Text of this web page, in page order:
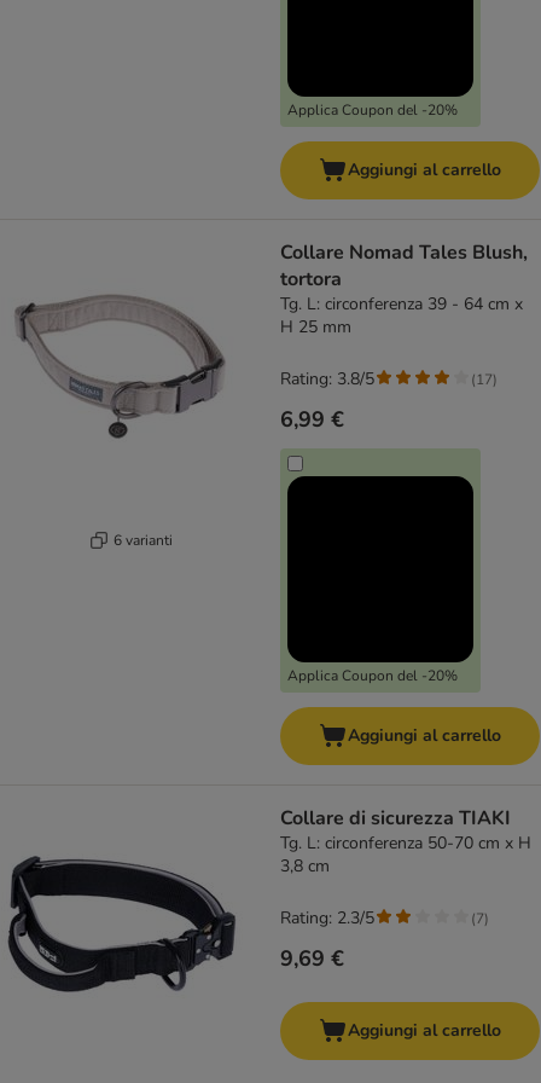
Applica Coupon del -20%
Aggiungi al carrello
6 varianti
Collare Nomad Tales Blush,
tortora
Tg. L: circonferenza 39 - 64 cm x
H 25 mm
6,99 €
Applica Coupon del -20%
Rating: 3.8/5 (17)
Aggiungi al carrello
Collare di sicurezza TIAKI
Tg. L: circonferenza 50-70 cm x H
3,8 cm
9,69 €
Rating: 2.3/5 (7)
Aggiungi al carrello